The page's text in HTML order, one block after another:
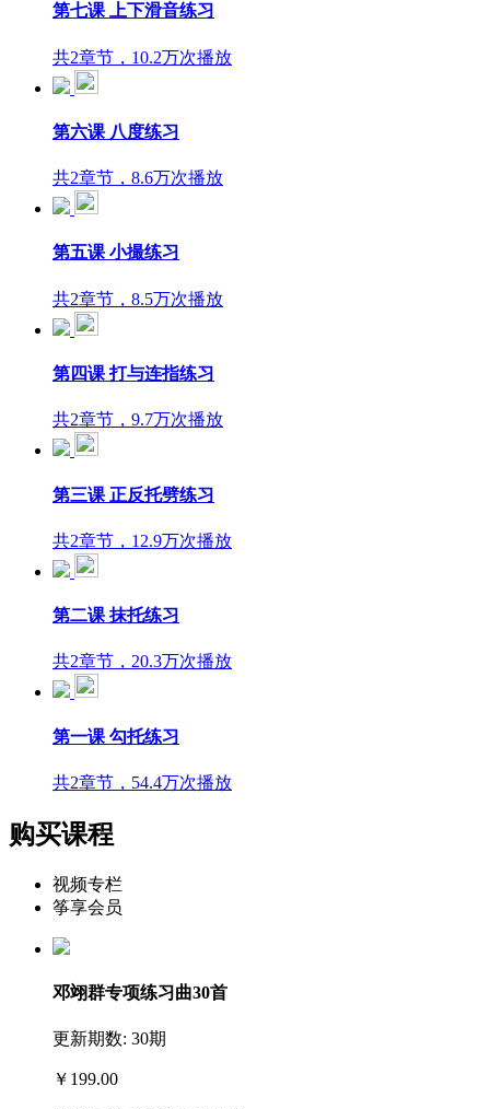
第七课 上下滑音练习
共2章节，10.2万次播放
第六课 八度练习
共2章节，8.6万次播放
第五课 小撮练习
共2章节，8.5万次播放
第四课 打与连指练习
共2章节，9.7万次播放
第三课 正反托劈练习
共2章节，12.9万次播放
第二课 抹托练习
共2章节，20.3万次播放
第一课 勾托练习
共2章节，54.4万次播放
购买课程
视频专栏
筝享会员
邓翊群专项练习曲30首
更新期数: 30期
￥199.00